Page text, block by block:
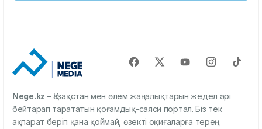
Nege.kz – Қазақстан мен әлем жаңалықтарын жедел әрі
бейтарап тарататын қоғамдық-саяси портал. Біз тек
ақпарат беріп қана қоймай, өзекті оқиғаларға терең